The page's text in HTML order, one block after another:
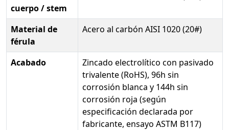
cuerpo / stem
Material de
férula
Acero al carbón AISI 1020 (20#)
Acabado
Zincado electrolítico con pasivado
trivalente (RoHS), 96h sin
corrosión blanca y 144h sin
corrosión roja (según
especificación declarada por
fabricante, ensayo ASTM B117)